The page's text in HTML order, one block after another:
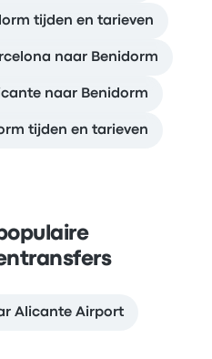
tijden en tarieven
naar Benidorm
naar Benidorm
tijden en tarieven
Alicante Airport